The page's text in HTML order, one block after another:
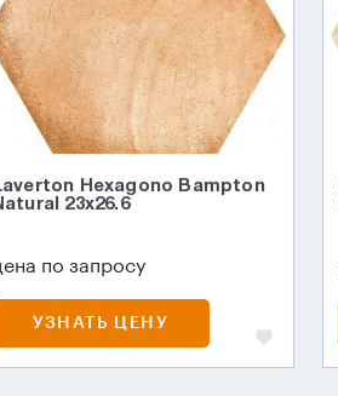
Hexagono Bampton
23x26.6
по запросу
УЗНАТЬ ЦЕНУ